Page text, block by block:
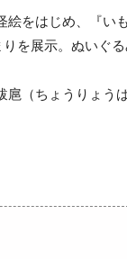
をはじめ、『
を展示。ぬいぐ
（ちょうりょう